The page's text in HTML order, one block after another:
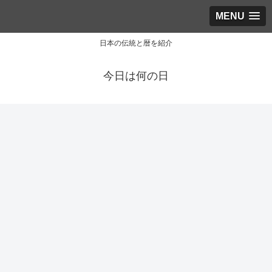
MENU
日本の伝統と暦を紹介
今日は何の日